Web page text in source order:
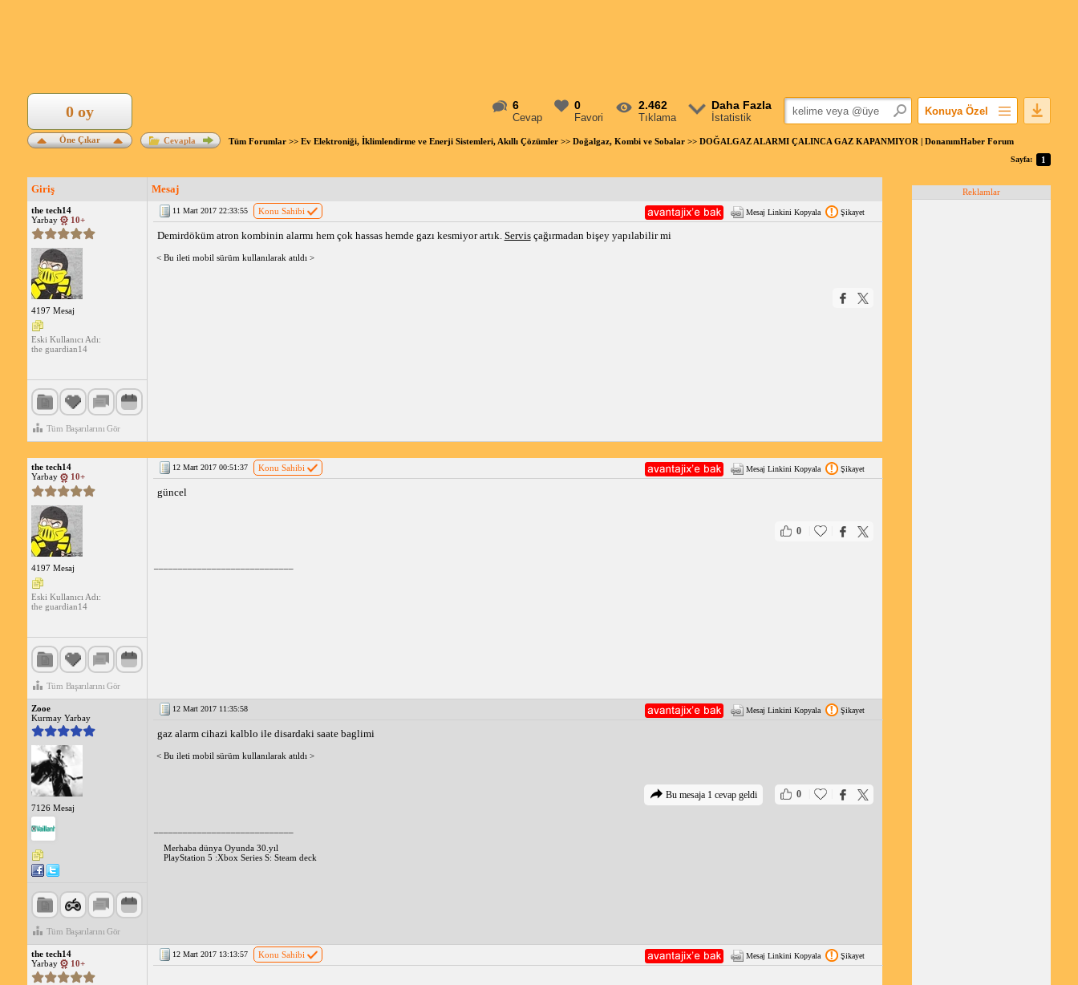
6
Cevap
0
Favori
2.462
Tıklama
Daha Fazla
İstatistik
Konuya Özel
Konuyu Açandan
Linkli Mesajlar
Öne Çıkar
0 oy
Cevapla Tüm Forumlar>> Ev Elektroniği, İklimlendirme ve Enerji Sistemleri, Akıllı Çözümler>> Doğalgaz, Kombi ve Sobalar>> DOĞALGAZ ALARMI ÇALINCA GAZ KAPANMIYOR | DonanımHaber Forum
Sayfa: 1
Giriş Mesaj
the tech14
Yarbay
10+
4197 Mesaj
Eski Kullanıcı Adı:
the guardian14
Tüm Başarılarını Gör
11 Mart 2017 22:33:55 Konu Sahibi Mesaj Linkini Kopyala Şikayet
Demirdöküm atron kombinin alarmı hem çok hassas hemde gazı kesmiyor artık. Servisçağırmadan bişey yapılabilir mi
< Bu ileti mobil sürüm kullanılarak atıldı >
the tech14
Yarbay
10+
4197 Mesaj
Eski Kullanıcı Adı:
the guardian14
Tüm Başarılarını Gör
12 Mart 2017 00:51:37 Konu Sahibi Mesaj Linkini Kopyala Şikayet
güncel
0
Zooe
Kurmay Yarbay
7126 Mesaj
Tüm Başarılarını Gör
12 Mart 2017 11:35:58 Mesaj Linkini Kopyala Şikayet
gaz alarm cihazi kalblo ile disardaki saate baglimi
< Bu ileti mobil sürüm kullanılarak atıldı >
0
Bu mesaja 1 cevap geldi
Merhaba dünya Oyunda 30.yıl
PlayStation 5 :Xbox Series S: Steam deck
the tech14
Yarbay
10+
12 Mart 2017 13:13:57 Konu Sahibi Mesaj Linkini Kopyala Şikayet
Reklamlar